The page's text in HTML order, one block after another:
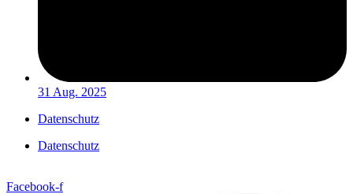
31 Aug. 2025
Datenschutz
Datenschutz
Facebook-f